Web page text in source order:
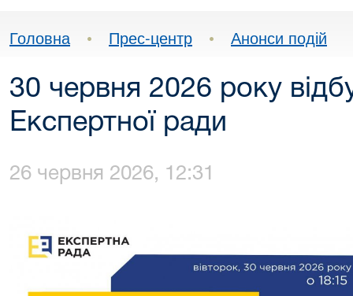
Головна • Прес-центр • Анонси подій
30 червня 2026 року
Експертної ради
26 червня 2026, 12:31